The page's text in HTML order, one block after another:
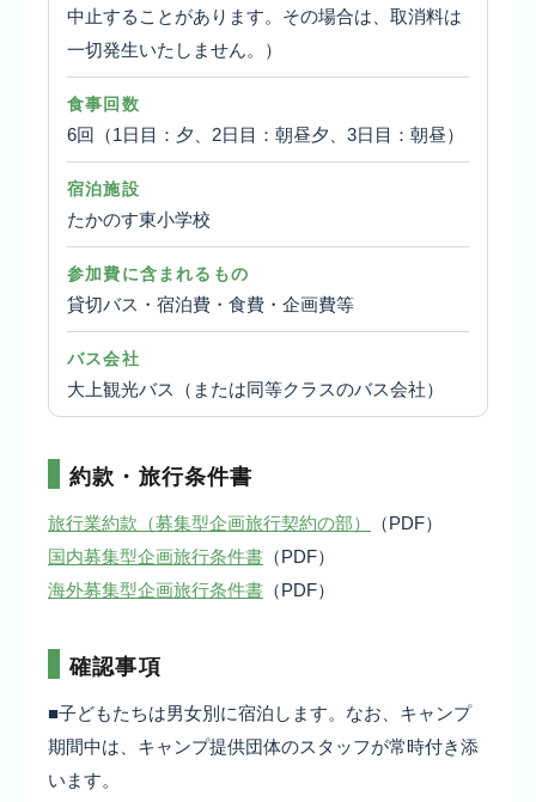
中止することがあります。その場合は、取消料は
一切発生いたしません。）
食事回数
6回（1日目：夕、2日目：朝昼夕、3日目：朝昼）
宿泊施設
たかのす東小学校
参加費に含まれるもの
貸切バス・宿泊費・食費・企画費等
バス会社
大上観光バス（または同等クラスのバス会社）
約款・旅行条件書
旅行業約款（募集型企画旅行契約の部）
（PDF）
国内募集型企画旅行条件書 （PDF）
海外募集型企画旅行条件書 （PDF）
確認事項
■子どもたちは男女別に宿泊します。なお、キャンプ
期間中は、キャンプ提供団体のスタッフが常時付き添
います。